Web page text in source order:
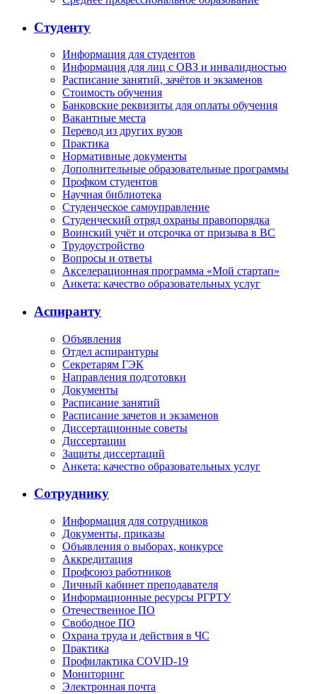
Студенту
Информация для студентов
Информация для лиц с ОВЗ и инвалидностью
Расписание занятий, зачётов и экзаменов
Стоимость обучения
Банковские реквизиты для оплаты обучения
Вакантные места
Перевод из других вузов
Практика
Нормативные документы
Дополнительные образовательные программы
Профком студентов
Научная библиотека
Студенческое самоуправление
Студенческий отряд охраны правопорядка
Воинский учёт и отсрочка от призыва в ВС
Трудоустройство
Вопросы и ответы
Акселерационная программа «Мой стартап»
Анкета: качество образовательных услуг
Аспиранту
Объявления
Отдел аспирантуры
Секретарям ГЭК
Направления подготовки
Документы
Расписание занятий
Расписание зачетов и экзаменов
Диссертационные советы
Диссертации
Защиты диссертаций
Анкета: качество образовательных услуг
Сотруднику
Информация для сотрудников
Документы, приказы
Объявления о выборах, конкурсе
Аккредитация
Профсоюз работников
Личный кабинет преподавателя
Информационные ресурсы РГРТУ
Отечественное ПО
Свободное ПО
Охрана труда и действия в ЧС
Практика
Профилактика COVID-19
Мониторинг
Электронная почта